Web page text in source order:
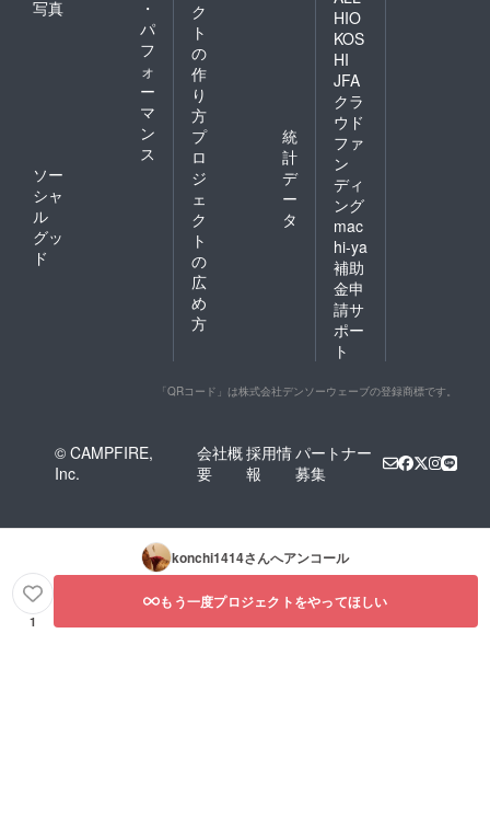
写真
・
パ
フ
ォ
ー
マ
ン
ス
ソー
シャ
ル
グッ
ド
ク
ト
の
作
り
方
プ
ロ
ジ
ェ
ク
ト
の
広
め
方
統
計
デ
ー
タ
HIO
KOS
HI
JFA
クラ
ウド
ファ
ン
ディ
ング
mac
hi-ya
補助
金申
請サ
ポー
ト
「QRコード」は株式会社デンソーウェーブの登録商標です。
© CAMPFIRE,
Inc.
会社概
要
採用情
報
パートナー
募集
konchi1414さんへアンコール
1
もう一度プロジェクトをやってほしい